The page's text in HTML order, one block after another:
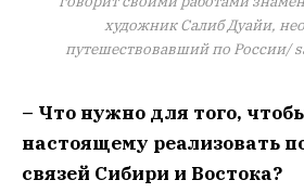
художник Салиб Дуайи,
путешествовавший по России/
– Что нужно для того,
настоящему реализовать
связей Сибири и Востока?